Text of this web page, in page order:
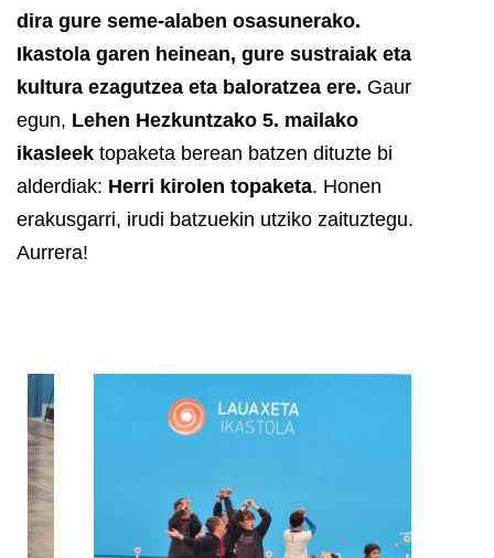
dira gure seme-alaben osasunerako.
Ikastola garen heinean, gure sustraiak eta
kultura ezagutzea eta baloratzea ere. Gaur
egun, Lehen Hezkuntzako 5. mailako
ikasleek topaketa berean batzen dituzte bi
alderdiak: Herri kirolen topaketa. Honen
erakusgarri, irudi batzuekin utziko zaituztegu.
Aurrera!